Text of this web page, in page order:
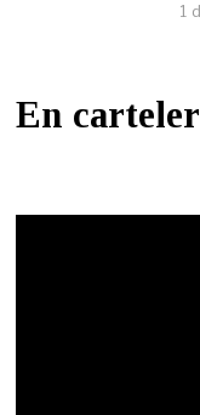
1
En